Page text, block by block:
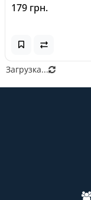
179 грн.
Загрузка...